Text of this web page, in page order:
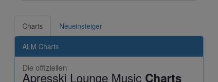
Charts Neueinsteiger
ALM Charts
Die offiziellen
Apresski Lounge Music Charts